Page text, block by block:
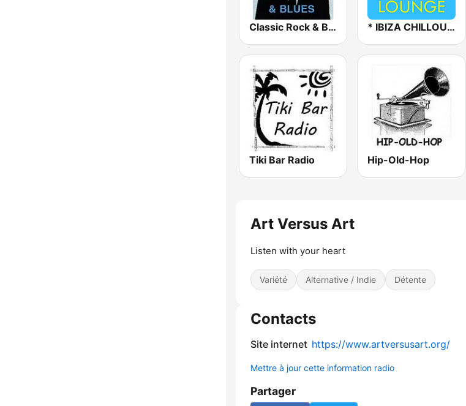
Classic Rock & Blues * IBIZA CHILLOUT LOUNGE
Tiki Bar Radio Hip-Old-Hop
Art Versus Art
Listen with your heart
Variété Alternative / Indie Détente
Contacts
Site internet https://www.artversusart.org/
Mettre à jour cette information radio
Partager